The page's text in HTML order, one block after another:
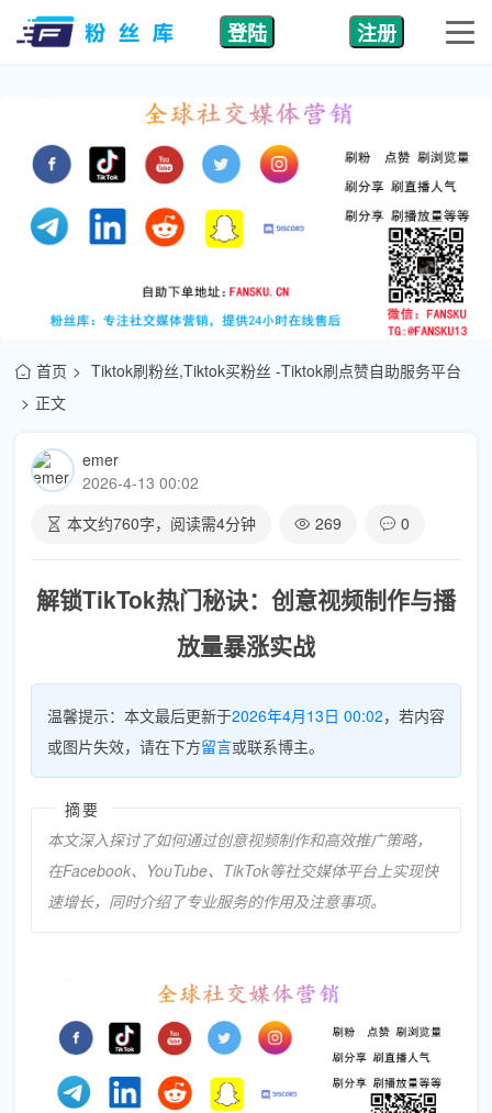
登陆 注册
首页
Tiktok刷粉丝,Tiktok买粉丝 -Tiktok刷点赞自助服务平台
正文
emer
2026-4-13 00:02
本文约760字，阅读需4分钟 269 0
解锁TikTok热门秘诀：创意视频制作与播
放量暴涨实战
温馨提示：本文最后更新于2026年4月13日 00:02，若内容
或图片失效，请在下方留言或联系博主。
摘要
本文深入探讨了如何通过创意视频制作和高效推广策略，
在Facebook、YouTube、TikTok等社交媒体平台上实现快
速增长，同时介绍了专业服务的作用及注意事项。